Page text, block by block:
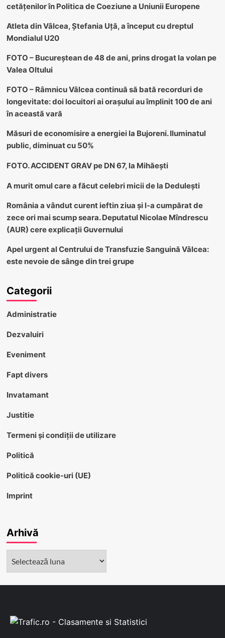
cetățenilor în Politica de Coeziune a Uniunii Europene
Atleta din Vâlcea, Ștefania Uță, a început cu dreptul
Mondialul U20
FOTO – Bucureștean de 48 de ani, prins drogat la volan pe
Valea Oltului
FOTO – Râmnicu Vâlcea continuă să bată recorduri de
longevitate: doi locuitori ai orașului au împlinit 100 de ani
în această vară
Măsuri de economisire a energiei la Bujoreni. Iluminatul
public, diminuat cu 50%
FOTO. ACCIDENT GRAV pe DN 67, la Mihăești
A murit omul care a făcut celebri micii de la Dedulești
România a vândut curent ieftin ziua și l-a cumpărat de
zece ori mai scump seara. Deputatul Nicolae Mîndrescu
(AUR) cere explicații Guvernului
Apel urgent al Centrului de Transfuzie Sanguină Vâlcea:
este nevoie de sânge din trei grupe
Categorii
Administratie
Dezvaluiri
Eveniment
Fapt divers
Invatamant
Justitie
Termeni și condiții de utilizare
Politică
Politică cookie-uri (UE)
Imprint
Arhivă